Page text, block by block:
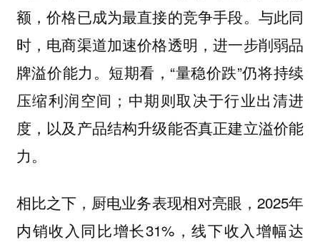
额，价格已成为最直接的竞争手段。与此同
时，电商渠道加速价格透明，进一步削弱品
牌溢价能力。短期看，“量稳价跌”仍将持续
压缩利润空间；中期则取决于行业出清进
度，以及产品结构升级能否真正建立溢价能
力。
相比之下，厨电业务表现相对亮眼，2025年
内销收入同比增长31%，线下收入增幅达